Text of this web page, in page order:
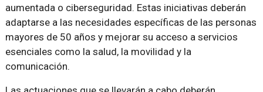
aumentada o ciberseguridad. Estas iniciativas deberán
adaptarse a las necesidades específicas de las personas
mayores de 50 años y mejorar su acceso a servicios
esenciales como la salud, la movilidad y la
comunicación.